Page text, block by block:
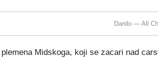
Danilo — All
Midskoga, koji se zacari nad